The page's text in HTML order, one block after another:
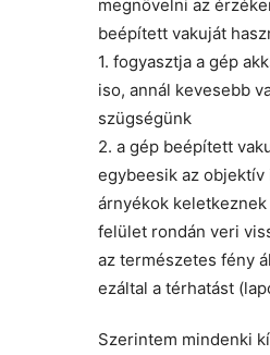
megnövelni az
beépített vakuját
1. fogyasztja a gép
iso, annál kevesebb
szügségünk
2. a gép beépített
egybeesik az
árnyékok
felület rondán veri
az természetes fény
ezáltal a térhatást
Szerintem mindenki